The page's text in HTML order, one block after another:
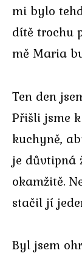
mi bylo
dítě trochu
mě Maria
Ten den
Přišli jsme
kuchyně,
je důvtipná
okamžitě.
stačil jí
Byl jsem